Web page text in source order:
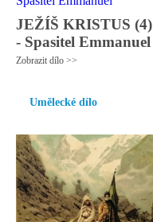
JEŽÍŠ KRISTUS (4)
- Spasitel Emmanuel
Zobrazit dílo >>
Umělecké dílo